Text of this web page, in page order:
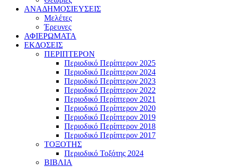
ΑΝΑΔΗΜΟΣΙΕΥΣΕΙΣ
Μελέτες
Έρευνες
ΑΦΙΕΡΩΜΑΤΑ
ΕΚΔΟΣΕΙΣ
ΠΕΡΙΠΤΕΡΟΝ
Περιοδικό Περίπτερον 2025
Περιοδικό Περίπτερον 2024
Περιοδικό Περίπτερον 2023
Περιοδικό Περίπτερον 2022
Περιοδικό Περίπτερον 2021
Περιοδικό Περίπτερον 2020
Περιοδικό Περίπτερον 2019
Περιοδικό Περίπτερον 2018
Περιοδικό Περίπτερον 2017
ΤΟΞΟΤΗΣ
Περιοδικό Τοξότης 2024
ΒΙΒΛΙΑ